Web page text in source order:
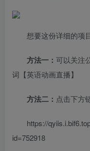
想要这份详细的项
方法一： 可以关注
词【英语动画直播】
方法二： 点击下方
https://
id=752918